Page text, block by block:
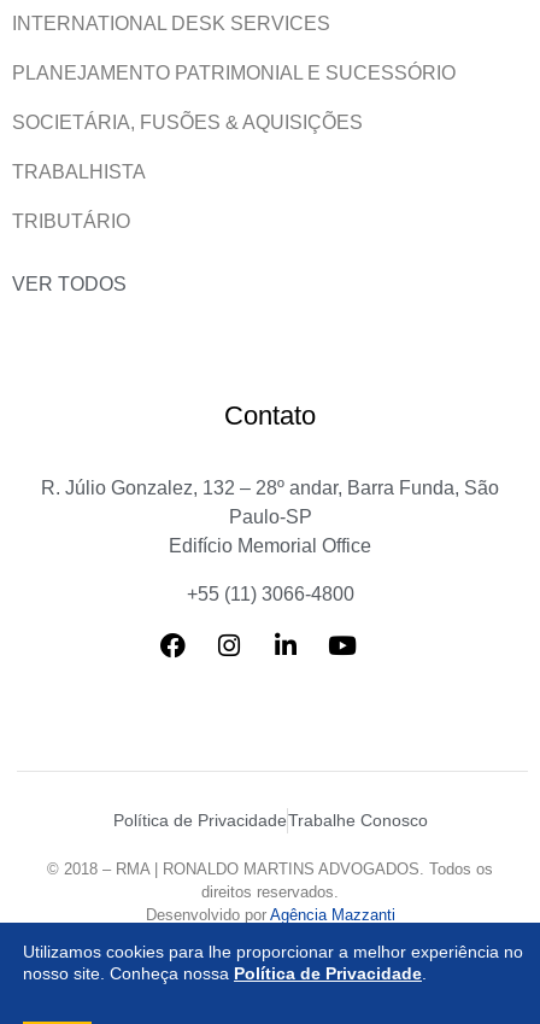
INTERNATIONAL DESK SERVICES
PLANEJAMENTO PATRIMONIAL E SUCESSÓRIO
SOCIETÁRIA, FUSÕES & AQUISIÇÕES
TRABALHISTA
TRIBUTÁRIO
VER TODOS
Contato
R. Júlio Gonzalez, 132 – 28º andar, Barra Funda, São
Paulo-SP
Edifício Memorial Office
+55 (11) 3066-4800
© 2018 – RMA | RONALDO MARTINS ADVOGADOS. Todos os
direitos reservados.
Desenvolvido por Agência Mazzanti
Política de PrivacidadeTrabalhe Conosco
Utilizamos cookies para lhe proporcionar a melhor experiência no
nosso site. Conheça nossa Política de Privacidade